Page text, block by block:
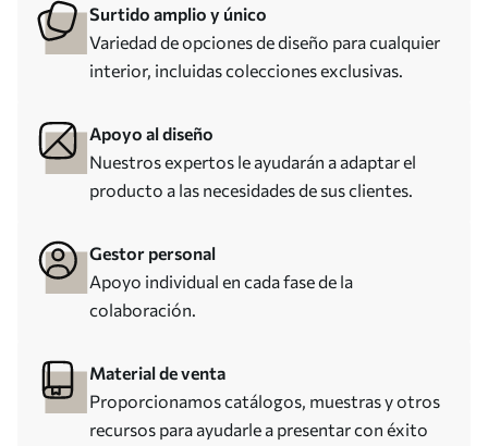
Surtido amplio y único
Variedad de opciones de diseño para cualquier
interior, incluidas colecciones exclusivas.
Apoyo al diseño
Nuestros expertos le ayudarán a adaptar el
producto a las necesidades de sus clientes.
Gestor personal
Apoyo individual en cada fase de la
colaboración.
Material de venta
Proporcionamos catálogos, muestras y otros
recursos para ayudarle a presentar con éxito